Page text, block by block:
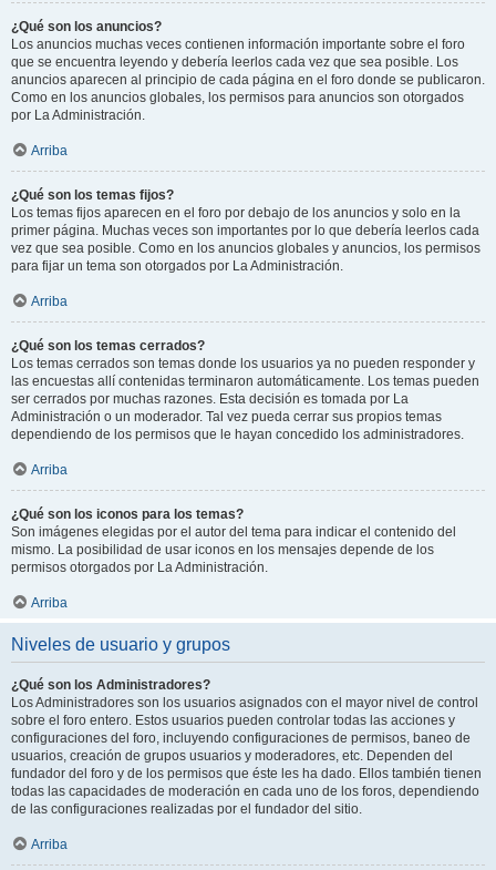
¿Qué son los anuncios?
Los anuncios muchas veces contienen información importante sobre el foro
que se encuentra leyendo y debería leerlos cada vez que sea posible. Los
anuncios aparecen al principio de cada página en el foro donde se publicaron.
Como en los anuncios globales, los permisos para anuncios son otorgados
por La Administración.
Arriba
¿Qué son los temas fijos?
Los temas fijos aparecen en el foro por debajo de los anuncios y solo en la
primer página. Muchas veces son importantes por lo que debería leerlos cada
vez que sea posible. Como en los anuncios globales y anuncios, los permisos
para fijar un tema son otorgados por La Administración.
Arriba
¿Qué son los temas cerrados?
Los temas cerrados son temas donde los usuarios ya no pueden responder y
las encuestas allí contenidas terminaron automáticamente. Los temas pueden
ser cerrados por muchas razones. Esta decisión es tomada por La
Administración o un moderador. Tal vez pueda cerrar sus propios temas
dependiendo de los permisos que le hayan concedido los administradores.
Arriba
¿Qué son los iconos para los temas?
Son imágenes elegidas por el autor del tema para indicar el contenido del
mismo. La posibilidad de usar iconos en los mensajes depende de los
permisos otorgados por La Administración.
Arriba
Niveles de usuario y grupos
¿Qué son los Administradores?
Los Administradores son los usuarios asignados con el mayor nivel de control
sobre el foro entero. Estos usuarios pueden controlar todas las acciones y
configuraciones del foro, incluyendo configuraciones de permisos, baneo de
usuarios, creación de grupos usuarios y moderadores, etc. Dependen del
fundador del foro y de los permisos que éste les ha dado. Ellos también tienen
todas las capacidades de moderación en cada uno de los foros, dependiendo
de las configuraciones realizadas por el fundador del sitio.
Arriba